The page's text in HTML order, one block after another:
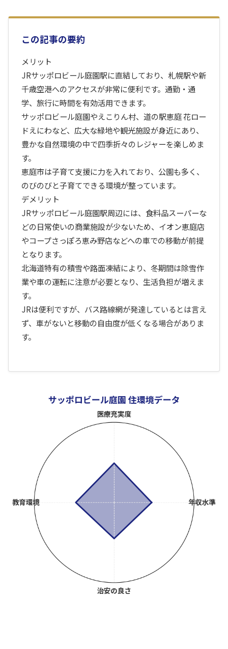
この記事の要約
メリット
JRサッポロビール庭園駅に直結しており、札幌駅や新
千歳空港へのアクセスが非常に便利です。通勤・通
学、旅行に時間を有効活用できます。
サッポロビール庭園やえこりん村、道の駅恵庭 花ロー
ドえにわなど、広大な緑地や観光施設が身近にあり、
豊かな自然環境の中で四季折々のレジャーを楽しめま
す。
恵庭市は子育て支援に力を入れており、公園も多く、
のびのびと子育てできる環境が整っています。
デメリット
JRサッポロビール庭園駅周辺には、食料品スーパーな
どの日常使いの商業施設が少ないため、イオン恵庭店
やコープさっぽろ恵み野店などへの車での移動が前提
となります。
北海道特有の積雪や路面凍結により、冬期間は除雪作
業や車の運転に注意が必要となり、生活負担が増えま
す。
JRは便利ですが、バス路線網が発達しているとは言え
ず、車がないと移動の自由度が低くなる場合がありま
す。